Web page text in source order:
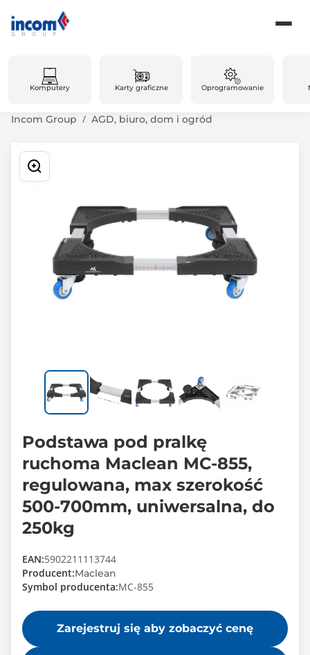
Komputery Karty graficzne Oprogramowanie
Incom Group AGD, biuro, dom i ogród
Podstawa pod pralkę
ruchoma Maclean MC-855,
regulowana, max szerokość
500-700mm, uniwersalna, do
250kg
EAN:5902211113744
Producent:Maclean
Symbol producenta:MC-855
Zarejestruj się aby zobaczyć cenę